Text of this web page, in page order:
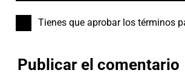
Tienes que aprobar los términos
Publicar el comentario